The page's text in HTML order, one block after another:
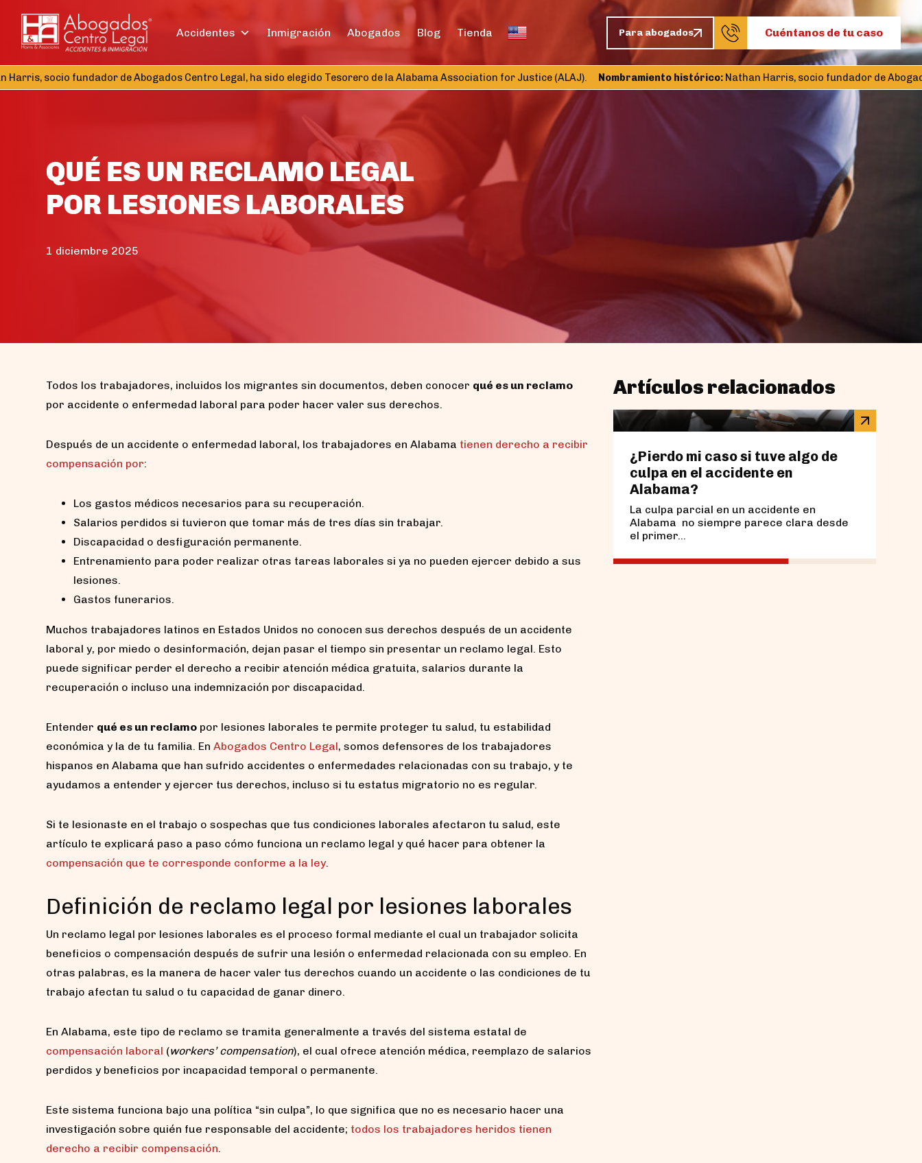
Accidentes Inmigración Abogados Blog Tienda Para abogados Cuéntanos de tu caso
socio fundador de Abogados Centro Legal, ha sido elegido Tesorero de la Alabama Association for Justice (ALAJ). Nombramiento histórico:Nathan Harris, socio fundador de
QUÉ ES UN RECLAMO LEGAL
POR LESIONES LABORALES
1 diciembre 2025
Todos los trabajadores, incluidos los migrantes sin documentos, deben conocer qué es un reclamo
por accidente o enfermedad laboral para poder hacer valer sus derechos.
Después de un accidente o enfermedad laboral, los trabajadores en Alabama tienen derecho a recibir
compensación por:
Los gastos médicos necesarios para su recuperación.
Salarios perdidos si tuvieron que tomar más de tres días sin trabajar.
Discapacidad o desfiguración permanente.
Entrenamiento para poder realizar otras tareas laborales si ya no pueden ejercer debido a sus
lesiones.
Gastos funerarios.
Muchos trabajadores latinos en Estados Unidos no conocen sus derechos después de un accidente
laboral y, por miedo o desinformación, dejan pasar el tiempo sin presentar un reclamo legal. Esto
puede significar perder el derecho a recibir atención médica gratuita, salarios durante la
recuperación o incluso una indemnización por discapacidad.
Entender qué es un reclamo por lesiones laborales te permite proteger tu salud, tu estabilidad
económica y la de tu familia. En Abogados Centro Legal, somos defensores de los trabajadores
hispanos en Alabama que han sufrido accidentes o enfermedades relacionadas con su trabajo, y te
ayudamos a entender y ejercer tus derechos, incluso si tu estatus migratorio no es regular.
Si te lesionaste en el trabajo o sospechas que tus condiciones laborales afectaron tu salud, este
artículo te explicará paso a paso cómo funciona un reclamo legal y qué hacer para obtener la
compensación que te corresponde conforme a la ley.
Definición de reclamo legal por lesiones laborales
Un reclamo legal por lesiones laborales es el proceso formal mediante el cual un trabajador solicita
beneficios o compensación después de sufrir una lesión o enfermedad relacionada con su empleo. En
otras palabras, es la manera de hacer valer tus derechos cuando un accidente o las condiciones de tu
trabajo afectan tu salud o tu capacidad de ganar dinero.
En Alabama, este tipo de reclamo se tramita generalmente a través del sistema estatal de
compensación laboral (workers’ compensation), el cual ofrece atención médica, reemplazo de salarios
perdidos y beneficios por incapacidad temporal o permanente.
Este sistema funciona bajo una política “sin culpa”, lo que significa que no es necesario hacer una
investigación sobre quién fue responsable del accidente; todos los trabajadores heridos tienen
derecho a recibir compensación.
Artículos relacionados
casco en Alabama, lo primero que debes
¿Pierdo mi caso si tuve algo de
culpa en el accidente en
Alabama?
La culpa parcial en un accidente en
Alabama no siempre parece clara desde
el primer...